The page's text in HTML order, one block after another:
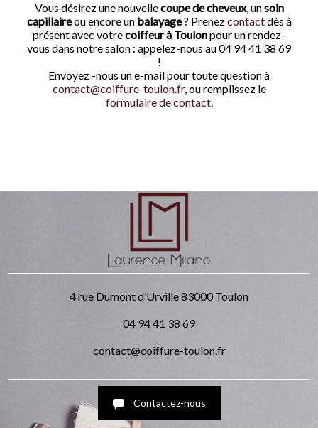
Vous désirez une nouvellecoupe de cheveux, unsoin
capillaireou encore un balayage? Prenezcontactdès à
présent avec votrecoiffeur à Toulonpour un rendez-
vous dans notre salon : appelez-nous au 04 94 41 38 69
!
Envoyez -nous un e-mail pour toute question à
contact@coiffure-toulon.fr, ou remplissez le
formulaire de contact.
4 rue Dumont d’Urville83000 Toulon
04 94 41 38 69
contact@coiffure-toulon.fr
Contactez-nous